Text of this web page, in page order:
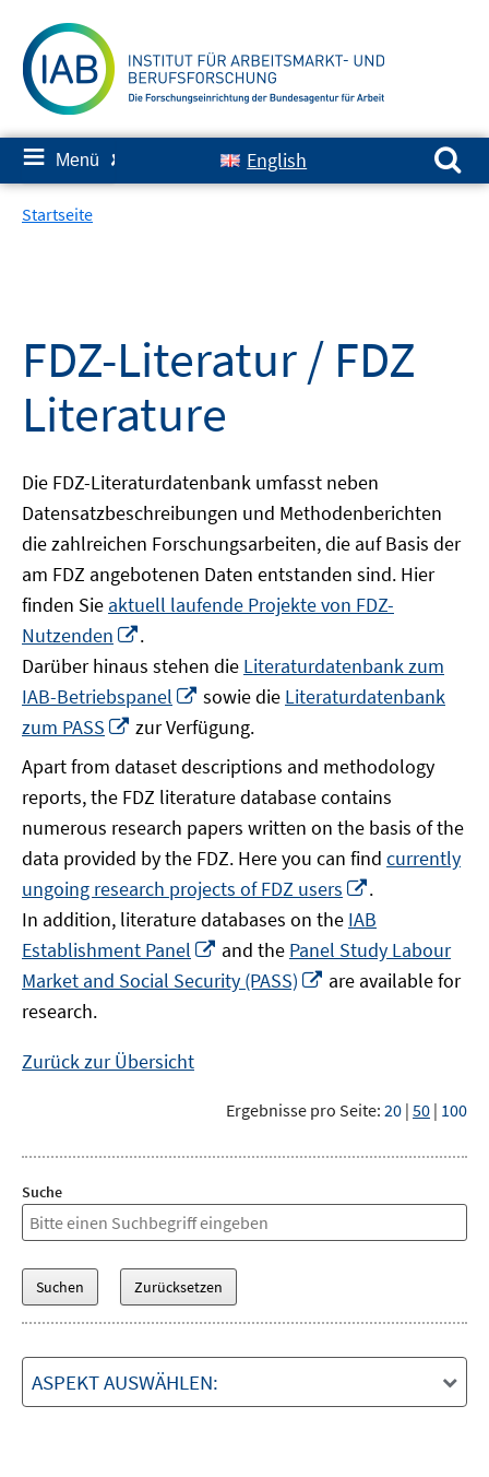
zum
Inhalt
≡ Menü ✘ English
Suchen nach:
Startseite
FDZ-Literatur / FDZ
Literature
Die FDZ-Literaturdatenbank umfasst neben
Datensatzbeschreibungen und Methodenberichten
die zahlreichen Forschungsarbeiten, die auf Basis der
am FDZ angebotenen Daten entstanden sind. Hier
finden Sie aktuell laufende Projekte von FDZ-
Nutzenden
neuem
Fenster
öffnen
.
Darüber hinaus stehen die Literaturdatenbank zum
IAB-Betriebspanel
In
neuem
Fenster
öffnen
sowie die Literaturdatenbank
zum PASS
In
Fenster
öffnen
zur Verfügung.
Apart from dataset descriptions and methodology
reports, the FDZ literature database contains
numerous research papers written on the basis of the
data provided by the FDZ. Here you can find currently
ungoing research projects of FDZ users
neuem
Fenster
öffnen
.
In addition, literature databases on the IAB
Establishment Panel
In
neuem
Fenster
and the Panel Study Labour
Market and Social Security (PASS)
In
are available for
research.
Zurück zur Übersicht
Ergebnisse pro Seite: 20 | 50 | 100
Suche
ASPEKT AUSWÄHLEN: